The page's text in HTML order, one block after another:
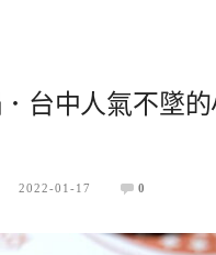
台中人氣不墜
2022-01-17 0